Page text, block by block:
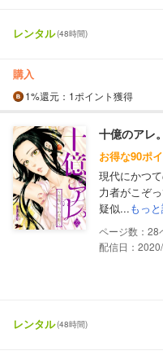
レンタル(48時間)
購入
1%還元 ：1ポイント獲得
十億のアレ
お得な90ポ
現代にかつ
力者がこぞ
疑似...もっ
28
配信日：
レンタル(48時間)